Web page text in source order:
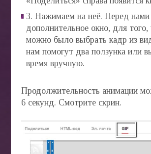
3. Нажимаем на неё. Перед нами
дополнительное окно, для
можно было выбрать кадр из
нам помогут два ползунка или
время вручную.
Продолжительность анимации
6 секунд. Смотрите скрин.